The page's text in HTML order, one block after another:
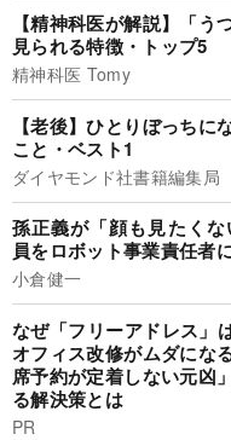
【精神科医が解説】「
見られる特徴・トップ5
精神科医 Tomy
【老後】ひとりぼっちに
こと・ベスト1
ダイヤモンド社書籍編集局
孫正義が「顔も見たく
員をロボット事業責任者
小倉健一
なぜ「フリーアドレス」
オフィス改修がムダにな
席予約が定着しない元凶
る解決策とは
PR